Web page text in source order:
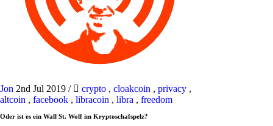
Jon 2nd Jul 2019 / crypto , cloakcoin , privacy ,
altcoin , facebook , libracoin , libra , freedom
Oder ist es ein Wall St. Wolf im Kryptoschafspelz?